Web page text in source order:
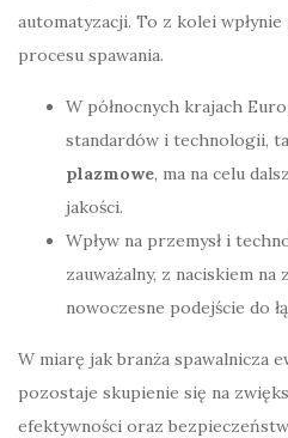
automatyzacji. To z kolei wpłynie
procesu spawania.
W północnych krajach
standardów i technologii,
plazmowe, ma na celu
jakości.
Wpływ na przemysł i
zauważalny, z naciskiem
nowoczesne podejście do
W miarę jak branża spawalnicza
pozostaje skupienie się na
efektywności oraz